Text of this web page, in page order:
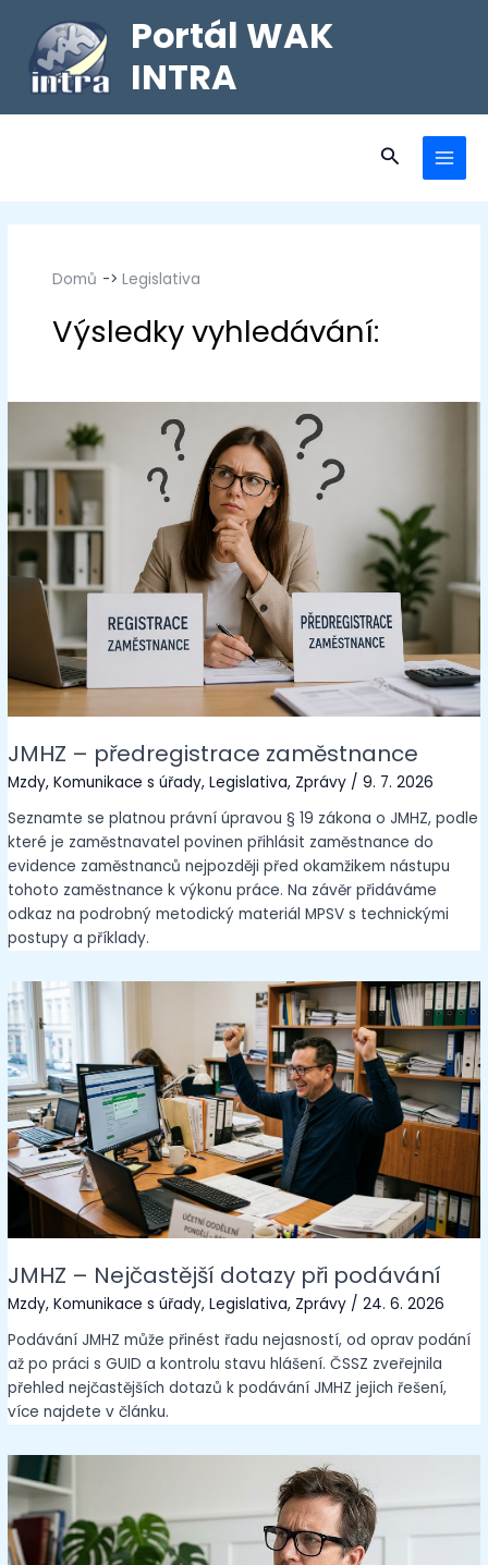
Portál WAK
INTRA
Domů Legislativa
Legislativa
JMHZ – předregistrace zaměstnance
Mzdy,Komunikace s úřady,Legislativa, Zprávy /9. 7. 2026
Seznamte se platnou právní úpravou § 19 zákona o JMHZ, podle
které je zaměstnavatel povinen přihlásit zaměstnance do
evidence zaměstnanců nejpozději před okamžikem nástupu
tohoto zaměstnance k výkonu práce. Na závěr přidáváme
odkaz na podrobný metodický materiál MPSV s technickými
postupy a příklady.
JMHZ – Nejčastější dotazy při podávání
Mzdy,Komunikace s úřady,Legislativa, Zprávy /24. 6. 2026
Podávání JMHZ může přinést řadu nejasností, od oprav podání
až po práci s GUID a kontrolu stavu hlášení. ČSSZ zveřejnila
přehled nejčastějších dotazů k podávání JMHZ jejich řešení,
více najdete v článku.